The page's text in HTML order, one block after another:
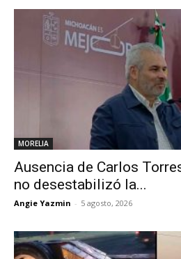
MORELIA
Ausencia de Carlos
no desestabilizó la...
Angie Yazmin - 5 agosto, 2026